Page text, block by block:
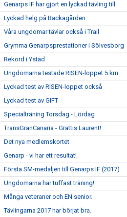
Genarps IF har gjort en lyckad tävling till
Lyckad helg på Backagården
Våra ungdomar tävlar också i Trail
Grymma Genarpsprestationer i Sölvesborg
Rekord i Ystad
Ungdomarna testade RISEN-loppet 5 km
Lyckad test av RISEN-loppet också
Lyckad test av GIFT
Specialträning Torsdag - Lördag
TransGranCanaria - Grattis Laurent!
Det nya medlemskortet
Genarp - vi har ett resultat!
Första SM-medaljen till Genarps IF (2017)
Ungdomarna har tuffast träning!
Många veteraner och EN senior.
Tävlingarna 2017 har börjat bra.